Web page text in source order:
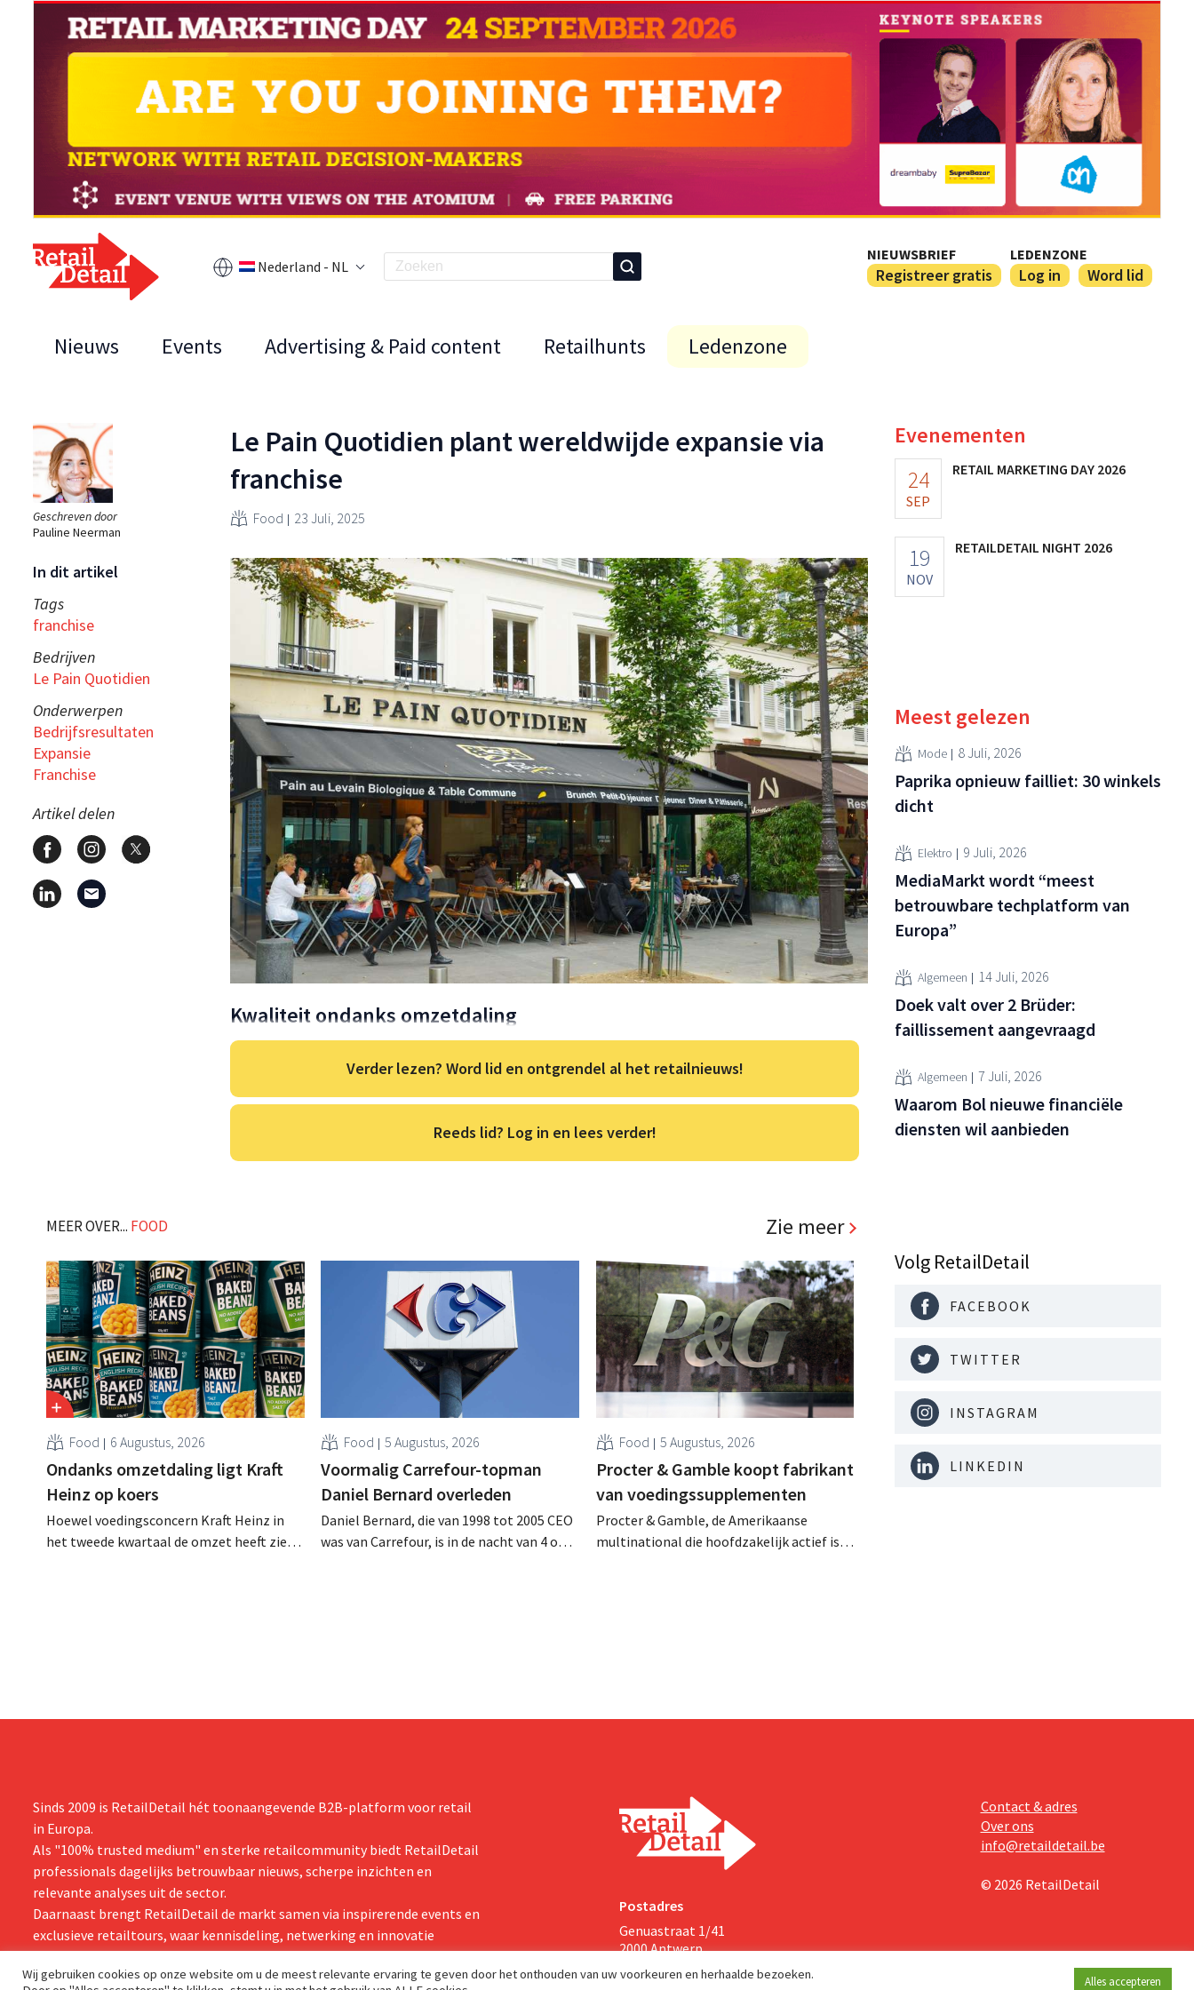
Nederland - NL
NIEUWSBRIEF
Registreer gratis
LEDENZONE
Log in Word lid
Nieuws Events Advertising & Paid content Retailhunts Ledenzone
Geschreven door
Pauline Neerman
In dit artikel
Tags
franchise
Bedrijven
Le Pain Quotidien
Onderwerpen
Bedrijfsresultaten
Expansie
Franchise
Artikel delen
Le Pain Quotidien plant wereldwijde expansie via
franchise
Food 23 Juli, 2025
Kwaliteit ondanks omzetdaling
Verder lezen? Word lid en ontgrendel al het retailnieuws!
Reeds lid? Log in en lees verder!
MEER OVER... FOOD Zie meer
Food 6 Augustus, 2026
Ondanks omzetdaling ligt Kraft
Heinz op koers
Hoewel voedingsconcern Kraft Heinz in
het tweede kwartaal de omzet heeft zien
Food 5 Augustus, 2026
Voormalig Carrefour-topman
Daniel Bernard overleden
Daniel Bernard, die van 1998 tot 2005 CEO
was van Carrefour, is in de nacht van 4 op 5
Food 5 Augustus, 2026
Procter & Gamble koopt fabrikant
van voedingssupplementen
Procter & Gamble, de Amerikaanse
multinational die hoofdzakelijk actief is in
Evenementen
24
SEP
RETAIL MARKETING DAY 2026
19
NOV
RETAILDETAIL NIGHT 2026
Meest gelezen
Mode 8 Juli, 2026
Paprika opnieuw failliet: 30 winkels
dicht
Elektro 9 Juli, 2026
MediaMarkt wordt “meest
betrouwbare techplatform van
Europa”
Algemeen 14 Juli, 2026
Doek valt over 2 Brüder:
faillissement aangevraagd
Algemeen 7 Juli, 2026
Waarom Bol nieuwe financiële
diensten wil aanbieden
Volg RetailDetail
FACEBOOK
TWITTER
INSTAGRAM
LINKEDIN
Sinds 2009 is RetailDetail hét toonaangevende B2B-platform voor retail
in Europa.
Als "100% trusted medium" en sterke retailcommunity biedt RetailDetail
professionals dagelijks betrouwbaar nieuws, scherpe inzichten en
relevante analyses uit de sector.
Daarnaast brengt RetailDetail de markt samen via inspirerende events en
exclusieve retailtours, waar kennisdeling, netwerking en innovatie
centraal staan.
Postadres
Genuastraat 1/41
2000 Antwerp
Contact & adres
Over ons
info@retaildetail.be
© 2026 RetailDetail
Wij gebruiken cookies op onze website om u de meest relevante ervaring te geven door het onthouden van uw voorkeuren en herhaalde bezoeken.
Alles accepteren